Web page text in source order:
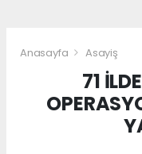
Anasayfa Asayiş
71